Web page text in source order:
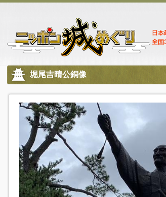
堀尾吉晴公銅像